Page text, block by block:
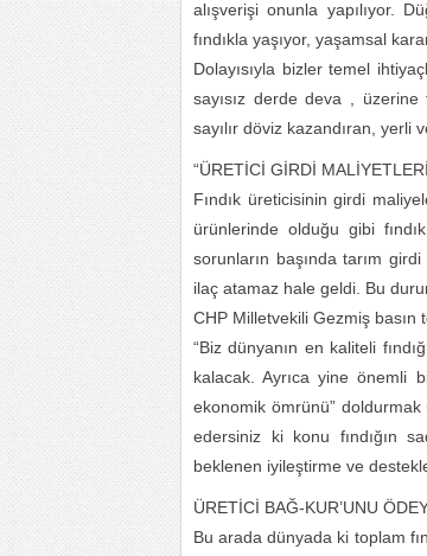
alışverişi onunla yapılıyor.
fındıkla yaşıyor, yaşamsal
Dolayısıyla bizler temel
sayısız derde deva , üzerine
sayılır döviz kazandıran, yerli
“ÜRETİCİ GİRDİ
Fındık üreticisinin girdi
ürünlerinde olduğu gibi
sorunların başında tarım
ilaç atamaz hale geldi. Bu
CHP Milletvekili Gezmiş basın
“Biz dünyanın en kaliteli
kalacak. Ayrıca yine önemli
ekonomik ömrünü” doldurmak
edersiniz ki konu fındığın
beklenen iyileştirme ve
ÜRETİCİ BAĞ-KUR’UNU
Bu arada dünyada ki toplam